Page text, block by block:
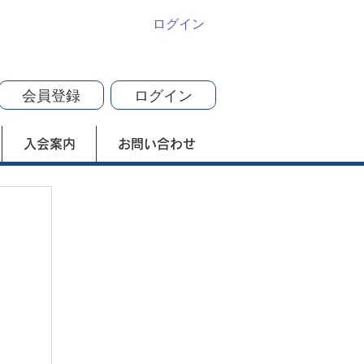
ログイン
会員登録 ログイン
入会案内 お問い合わせ